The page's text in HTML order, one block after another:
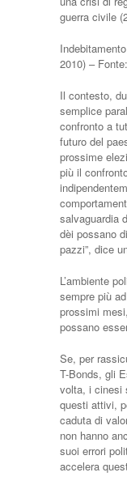
guerra civile
2010) –
Il contesto,
semplice
confronto a
futuro del
prossime
più il
salvaguardia
dèi possano
pazzi”, dice
L’ambiente
sempre più
prossimi
possano
Se, per
T-Bonds, gli
volta, i cinesi
questi attivi,
caduta di
non hanno
suoi errori
accelera